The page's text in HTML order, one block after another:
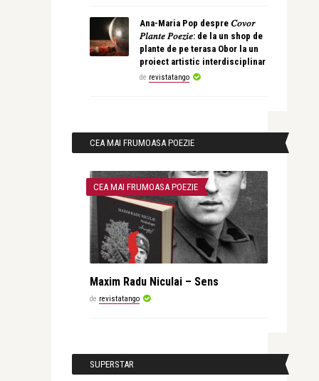
Ana-Maria Pop despre 𝐶𝑜𝑣𝑜𝑟
𝑃𝑙𝑎𝑛𝑡𝑒 𝑃𝑜𝑒𝑧𝑖𝑒: de la un shop de
plante de pe terasa Obor la un
proiect artistic interdisciplinar
de revistatango
CEA MAI FRUMOASA POEZIE
CEA MAI FRUMOASA POEZIE
Maxim Radu Niculai – Sens
de revistatango
SUPERSTAR